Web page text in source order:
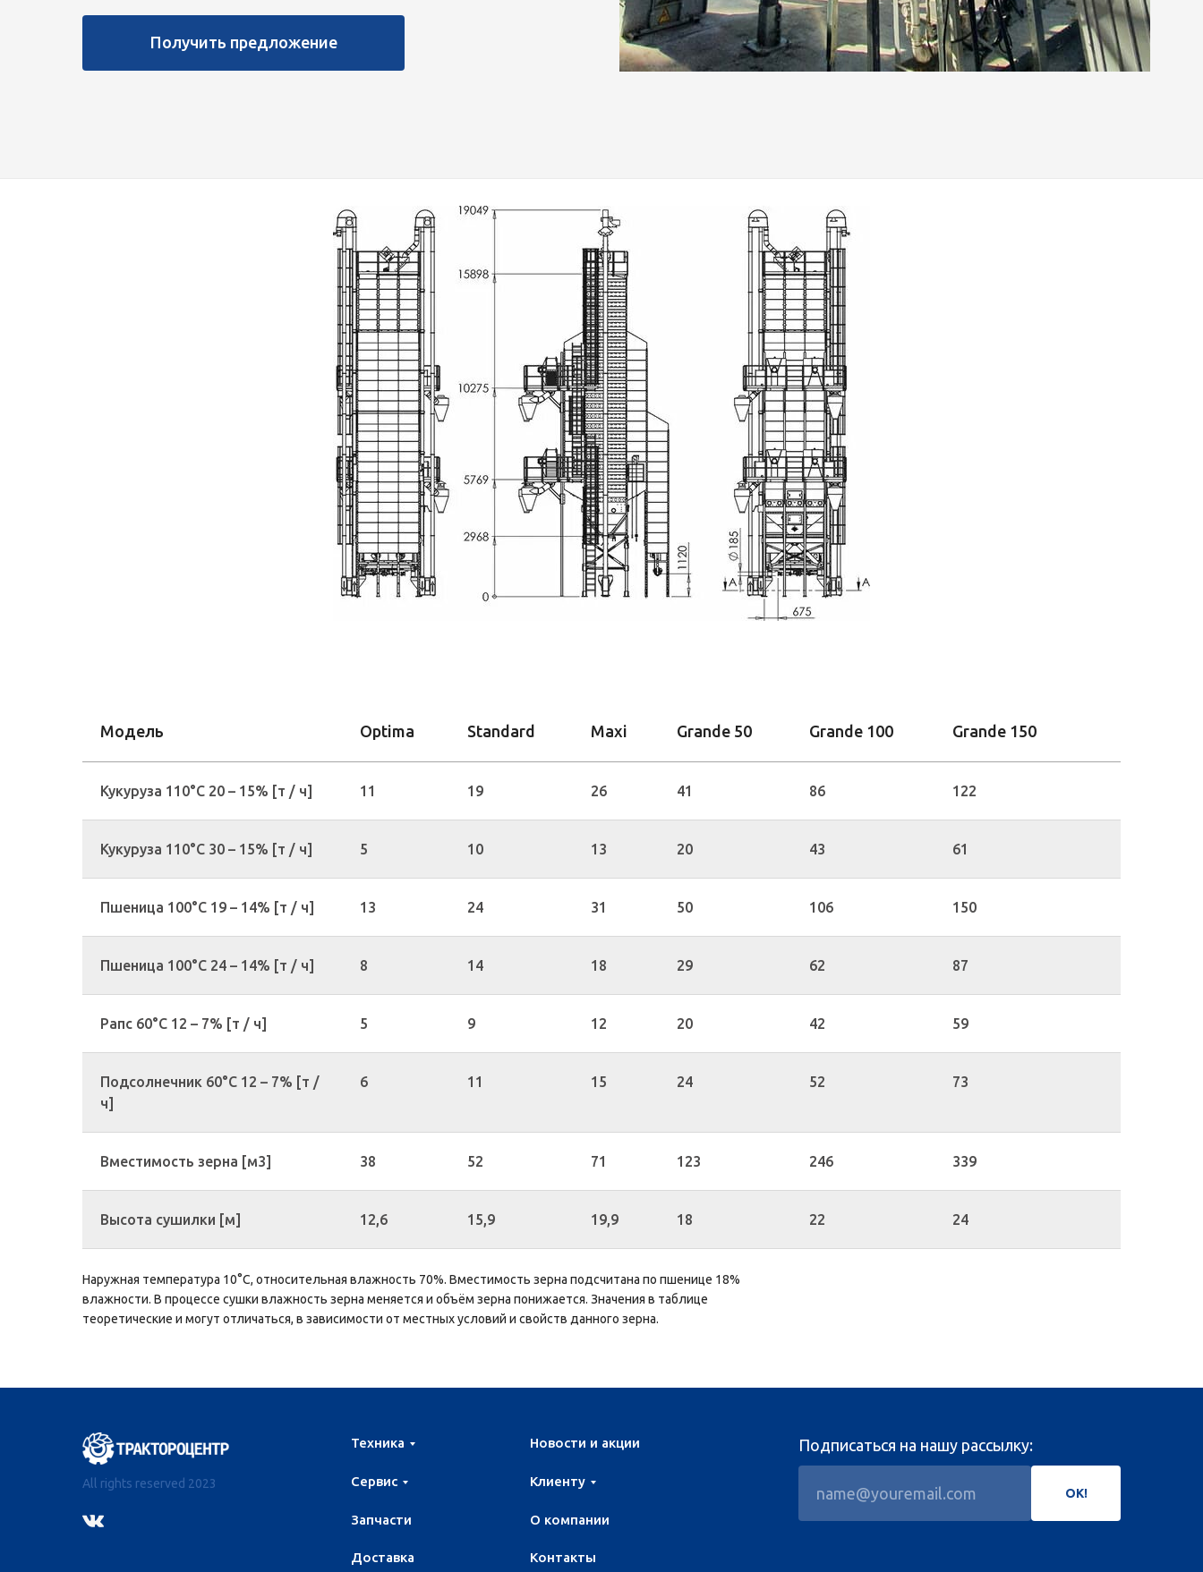
Получить предложение
Модель Optima Standard Maxi Grande 50 Grande 100 Grande 150
Кукуруза 110°С 20 – 15% [т / ч] 11 19 26 41 86 122
Кукуруза 110°С 30 – 15% [т / ч] 5 10 13 20 43 61
Пшеница 100°С 19 – 14% [т / ч] 13 24 31 50 106 150
Пшеница 100°С 24 – 14% [т / ч] 8 14 18 29 62 87
Рапс 60°С 12 – 7% [т / ч] 5 9 12 20 42 59
Подсолнечник 60°С 12 – 7% [т /
ч]
6 11 15 24 52 73
Вместимость зерна [м3] 38 52 71 123 246 339
Высота сушилки [м] 12,6 15,9 19,9 18 22 24
Наружная температура 10°С, относительная влажность 70%. Вместимость зерна подсчитана по пшенице 18%
влажности. В процессе сушки влажность зерна меняется и объём зерна понижается. Значения в таблице
теоретические и могут отличаться, в зависимости от местных условий и свойств данного зерна.
All rights reserved 2023
Техника
Сервис
Запчасти
Новости и акции
Клиенту
О компании
Подписаться на нашу рассылку:
ОК!
Контакты
Доставка